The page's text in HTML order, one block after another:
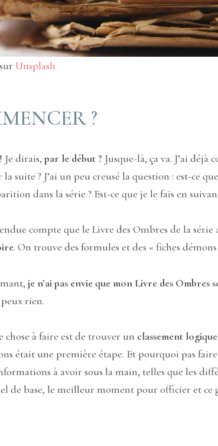
sur Unsplash
?
Je dirais,par le début ? Jusque-là, ça va. J’ai
suite ? J’ai un peu creusé la question : est-ce
dans la série ? Est-ce que je le fais en
compte que le Livre des Ombres de la série
. On trouve des formules et des « fiches démons
je n’ai pas envie que mon Livre des Ombres
rien.
chose à faire est de trouver un classement logique
était une première étape. Et pourquoi pas
à avoir sous la main, telles que les
de base, le meilleur moment pour officier et ce